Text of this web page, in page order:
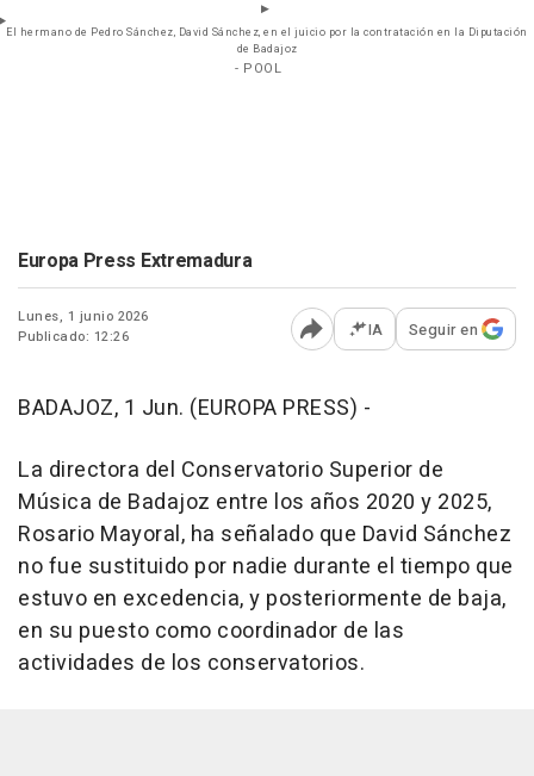
El hermano de Pedro Sánchez, David Sánchez, en el juicio por la contratación en la Diputación
de Badajoz
- POOL
Europa Press Extremadura
Lunes, 1 junio 2026
Publicado: 12:26
Abrir opciones para
IA Seguir en
BADAJOZ, 1 Jun. (EUROPA PRESS) -
La directora del Conservatorio Superior de
Música de Badajoz entre los años 2020 y 2025,
Rosario Mayoral, ha señalado que David Sánchez
no fue sustituido por nadie durante el tiempo que
estuvo en excedencia, y posteriormente de baja,
en su puesto como coordinador de las
actividades de los conservatorios.